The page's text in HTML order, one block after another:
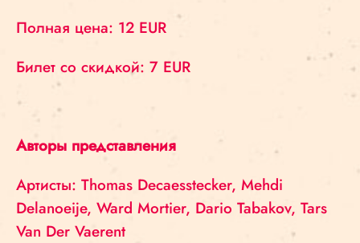
Полная цена: 12 EUR
Билет со скидкой: 7 EUR
Авторы представления
Артисты: Thomas Decaesstecker, Mehdi
Delanoeije, Ward Mortier, Dario Tabakov, Tars
Van Der Vaerent